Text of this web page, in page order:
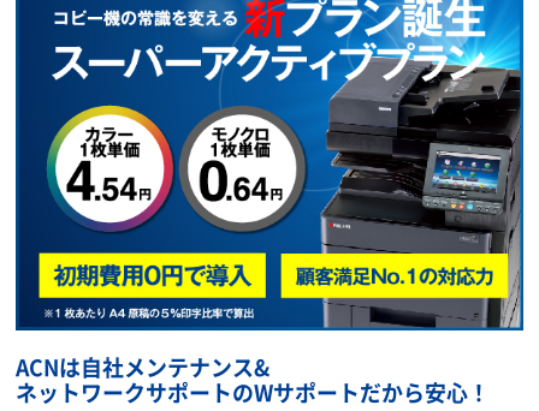
コピー機あれこれ
コピー機に関すること
よくあるご質問
独立・開業支援プラン
お問い合わせ
ACNは自社メンテナンス&
ネットワークサポートのWサポートだから安心！